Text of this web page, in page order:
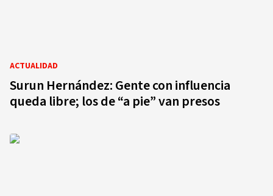
ACTUALIDAD
Surun Hernández: Gente con influencia
queda libre; los de “a pie” van presos